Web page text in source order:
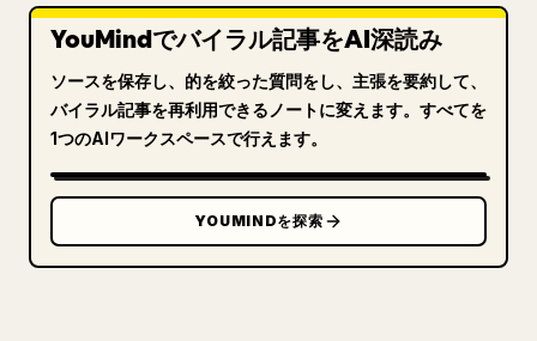
YouMindでバイラル記事をAI深読み
ソースを保存し、的を絞った質問をし、主張を要約して、
バイラル記事を再利用できるノートに変えます。すべてを
1つのAIワークスペースで行えます。
YOUMINDを探索